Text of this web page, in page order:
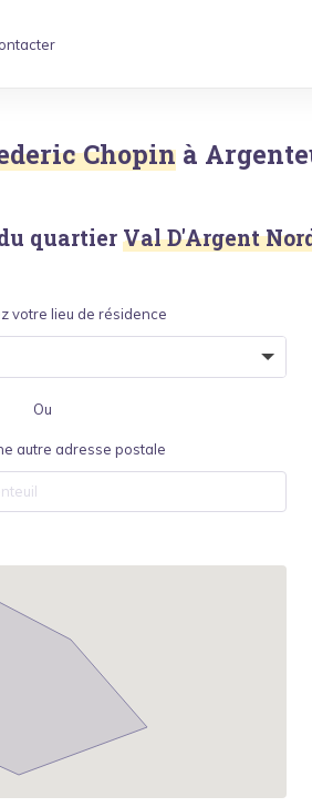
Chopin à
quartier Val D'Argent
votre lieu de résidence
Ou
autre adresse postale